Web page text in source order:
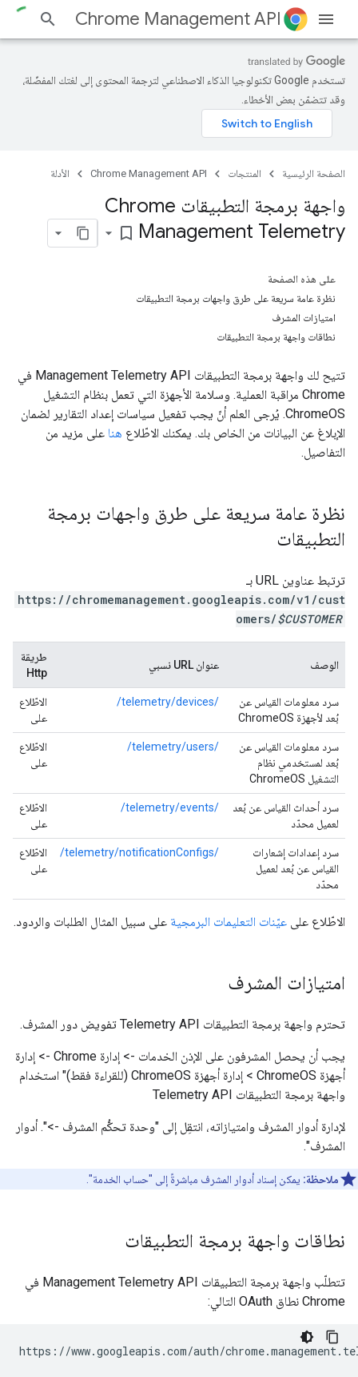
Chrome Management API
تستخدم Google تكنولوجيا الذكاء الاصطناعي لترجمة المحتوى إلى لغتك المفضّلة،
وقد تتضمّن بعض الأخطاء.
الصفحة الرئيسية المنتجات Chrome Management API الأدلة
واجهة برمجة التطبيقات Chrome
Management Telemetry
bookmark_border
على هذه الصفحة
نظرة عامة سريعة على طرق واجهات برمجة التطبيقات
امتيازات المشرف
نطاقات واجهة برمجة التطبيقات
تتيح لك واجهة برمجة التطبيقات Management Telemetry API في
Chrome مراقبة العملية. وسلامة الأجهزة التي تعمل بنظام التشغيل
ChromeOS. يُرجى العلم أنّ يجب تفعيل سياسات إعداد التقارير لضمان
الإبلاغ عن البيانات من الخاص بك. يمكنك الاطّلاع هنا على مزيد من
التفاصيل.
نظرة عامة سريعة على طرق واجهات برمجة
التطبيقات
ترتبط عناوين URL بـ
https://chromemanagement.googleapis.com/v1/cust
omers/$CUSTOMER
الوصف عنوان URL نسبي
طريقة
Http
سرد معلومات القياس عن
بُعد لأجهزة ChromeOS
/telemetry/devices/
الاطّلاع
على
سرد معلومات القياس عن
بُعد لمستخدمي نظام
التشغيل ChromeOS
/telemetry/users/
الاطّلاع
على
سرد أحداث القياس عن بُعد
لعميل محدّد
/telemetry/events/
الاطّلاع
على
سرد إعدادات إشعارات
القياس عن بُعد لعميل
محدّد
/telemetry/notificationConfigs/
الاطّلاع
على
الاطّلاع على عيّنات التعليمات البرمجية على سبيل المثال الطلبات والردود.
امتيازات المشرف
تحترم واجهة برمجة التطبيقات Telemetry API تفويض دور المشرف.
يجب أن يحصل المشرفون على الإذن الخدمات -> إدارة Chrome -> إدارة
أجهزة ChromeOS > إدارة أجهزة ChromeOS (للقراءة فقط)" استخدام
واجهة برمجة التطبيقات Telemetry API
لإدارة أدوار المشرف وامتيازاته، انتقِل إلى "وحدة تحكُّم المشرف ->". أدوار
المشرف".
ملاحظة: يمكن إسناد أدوار المشرف مباشرةً إلى "حساب الخدمة".
نطاقات واجهة برمجة التطبيقات
تتطلّب واجهة برمجة التطبيقات Management Telemetry API في
Chrome نطاق OAuth التالي: